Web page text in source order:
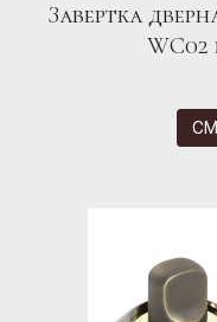
Завертка
WC02